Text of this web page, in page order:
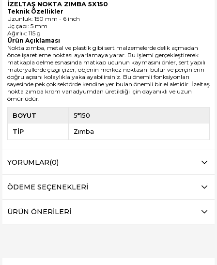
İZELTAŞ NOKTA ZIMBA 5X150
Teknik Özellikler
Uzunluk: 150 mm - 6 inch
Uç çapı: 5 mm
Ağırlık: 115 g
Ürün Açıklaması
Nokta zımba, metal ve plastik gibi sert malzemelerde delik açmadan
önce işaretleme noktası ayarlamaya yarar. Bu işlemi gerçekleştirerek
matkapla delme esnasında matkap ucunun kaymasını önler, sert yapılı
materyallerde çizgi çizer, objenin merkez noktasını bulur ve perçinlerin
doğru açısını kolaylıkla yakalayabilirsiniz. Bu önemli fonksiyonları
sayesinde pek çok sektörde kendine yer bulan önemli bir el aletidir. İzeltaş
nokta zımba krom vanadyumdan üretildiği için dayanıklı ve uzun
ömürlüdür.
BOYUT 5*150
TİP Zımba
YORUMLAR(0)
ÖDEME SEÇENEKLERI
ÜRÜN ÖNERILERI